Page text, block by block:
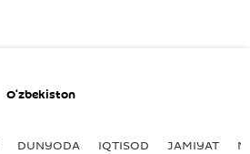
O‘zbekiston
DUNYODA IQTISOD JAMIYAT